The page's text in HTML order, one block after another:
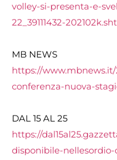
volley-si-presenta-e-
22_39111432-
MB NEWS
https://www.mbnews.it/
conferenza-nuova-
DAL 15 AL 25
https://
disponibile-